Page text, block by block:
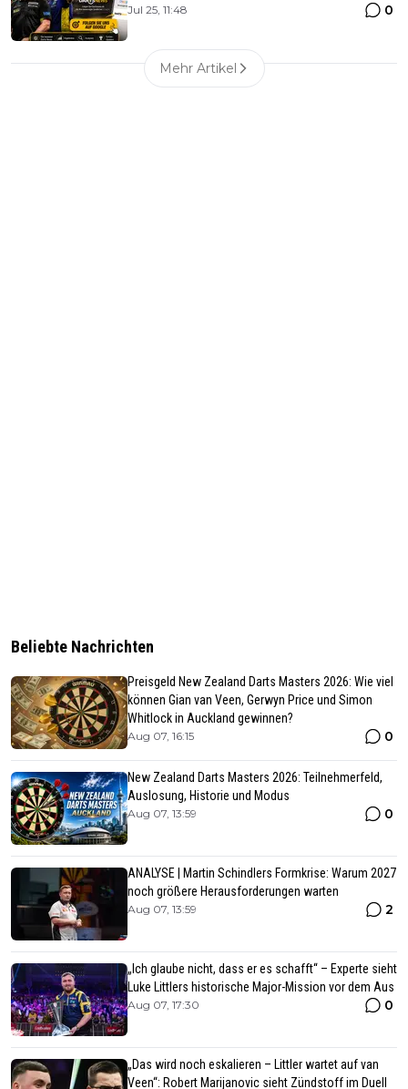
Jul 25, 11:48 0
Mehr Artikel
Beliebte Nachrichten
Preisgeld New Zealand Darts Masters 2026: Wie viel
können Gian van Veen, Gerwyn Price und Simon
Whitlock in Auckland gewinnen?
Aug 07, 16:15 0
New Zealand Darts Masters 2026: Teilnehmerfeld,
Auslosung, Historie und Modus
Aug 07, 13:59 0
ANALYSE | Martin Schindlers Formkrise: Warum 2027
noch größere Herausforderungen warten
Aug 07, 13:59 2
„Ich glaube nicht, dass er es schafft“ – Experte sieht
Luke Littlers historische Major-Mission vor dem Aus
Aug 07, 17:30 0
„Das wird noch eskalieren – Littler wartet auf van
Veen“: Robert Marijanovic sieht Zündstoff im Duell